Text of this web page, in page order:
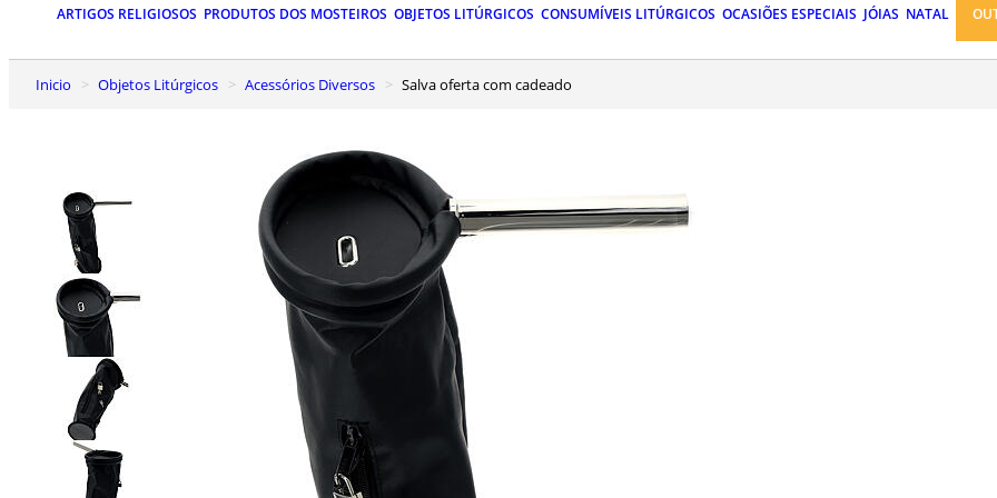
ARTIGOS RELIGIOSOS PRODUTOS DOS MOSTEIROS OBJETOS LITÚRGICOS CONSUMÍVEIS LITÚRGICOS OCASIÕES ESPECIAIS JÓIAS NATAL
Inicio Objetos Litúrgicos Acessórios Diversos Salva oferta com cadeado